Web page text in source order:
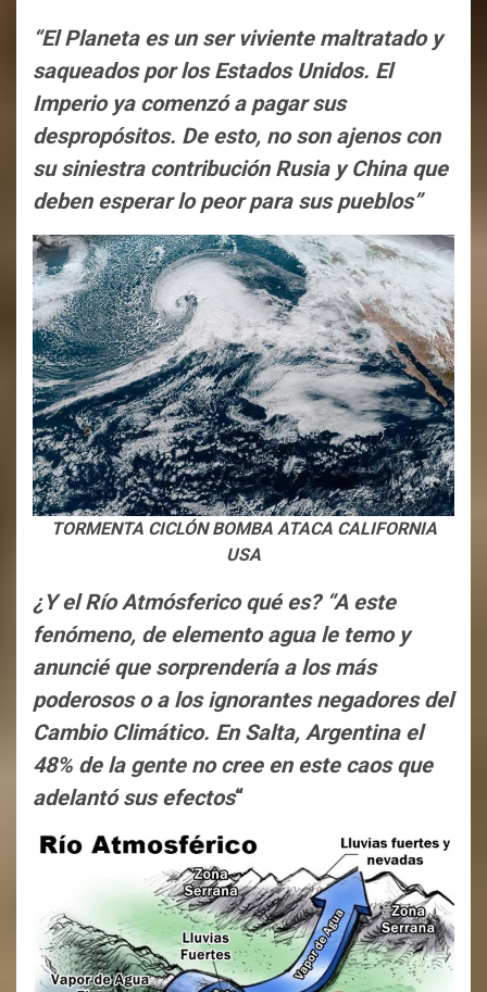
“El Planeta es un ser viviente maltratado y
saqueados por los Estados Unidos. El
Imperio ya comenzó a pagar sus
despropósitos. De esto, no son ajenos con
su siniestra contribución Rusia y China que
deben esperar lo peor para sus pueblos”
TORMENTA CICLÓN BOMBA ATACA CALIFORNIA
USA
¿Y el Río Atmósferico qué es? “A este
fenómeno, de elemento agua le temo y
anuncié que sorprendería a los más
poderosos o a los ignorantes negadores del
Cambio Climático. En Salta, Argentina el
48% de la gente no cree en este caos que
adelantó sus efectos“